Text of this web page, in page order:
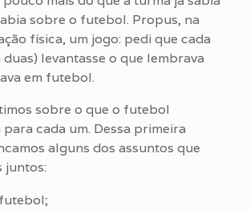
sobre o futebol. Propus, na
física, um jogo: pedi que cada
levantasse o que lembrava
em futebol.
sobre o que o futebol
cada um. Dessa primeira
alguns dos assuntos que
juntos: